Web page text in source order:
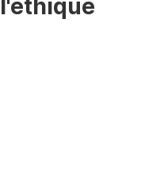
l'éthique